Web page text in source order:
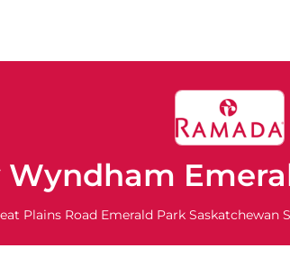
Wyndham
Plains Road Emerald Park Saskatchewan